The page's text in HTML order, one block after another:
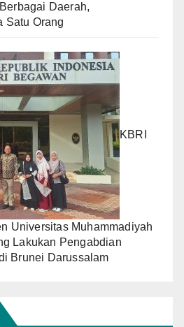
Daerah,
Satu Orang
KBRI
Universitas Muhammadiyah
Lakukan Pengabdian
Brunei Darussalam